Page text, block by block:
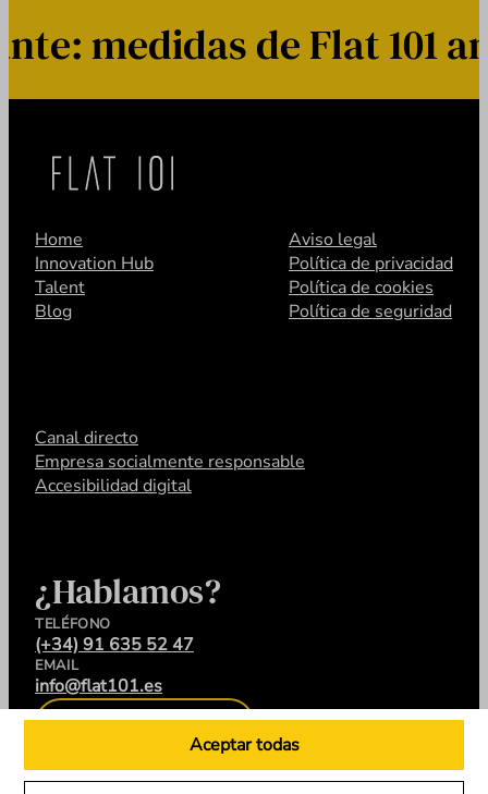
Aceptar todas
medidas de Flat 101
Home
Innovation Hub
Talent
Blog
Aviso legal
Política de privacidad
Política de cookies
Política de seguridad
Canal directo
Empresa socialmente responsable
Accesibilidad digital
¿Hablamos?
TELÉFONO
(+34) 91 635 52 47
EMAIL
info@flat101.es
CONTACTA